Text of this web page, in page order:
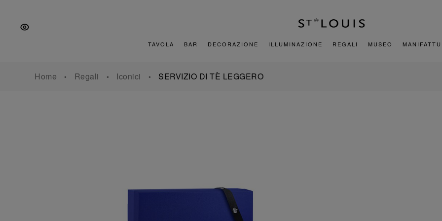
navigazione
contenuto
TAVOLA BAR DECORAZIONE ILLUMINAZIONE REGALI MUSEO
Home Regali Iconici SERVIZIO DI TÈ LEGGERO